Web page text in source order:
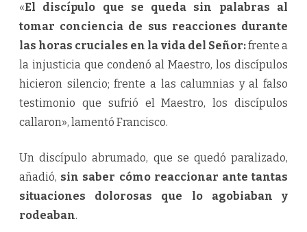
«El discípulo que se queda sin palabras al
tomar conciencia de sus reacciones durante
las horas cruciales en la vida del Señor:frente a
la injusticia que condenó al Maestro, los discípulos
hicieron silencio; frente a las calumnias y al falso
testimonio que sufrió el Maestro, los discípulos
callaron», lamentó Francisco.
Un discípulo abrumado, que se quedó paralizado,
añadió, sin saber cómo reaccionar ante tantas
situaciones dolorosas que lo agobiaban y
rodeaban.